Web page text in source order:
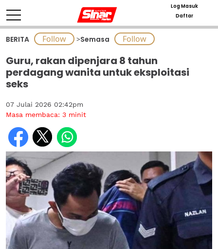
Log Masuk
Daftar
BERITA >Semasa
Guru, rakan dipenjara 8 tahun
perdagang wanita untuk eksploitasi
seks
07 Julai 2026 02:42pm
Masa membaca: 3 minit